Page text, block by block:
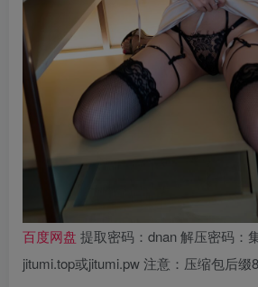
百度网盘 提取密码：dnan 解压密码：
jitumi.top或jitumi.pw 注意：压缩包后缀